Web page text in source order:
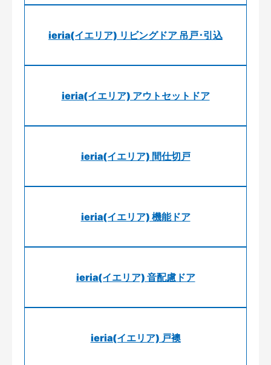
ieria(イエリア) リビングドア 吊戸･引込
ieria(イエリア) アウトセットドア
ieria(イエリア) 間仕切戸
ieria(イエリア) 機能ドア
ieria(イエリア) 音配慮ドア
ieria(イエリア) 戸襖